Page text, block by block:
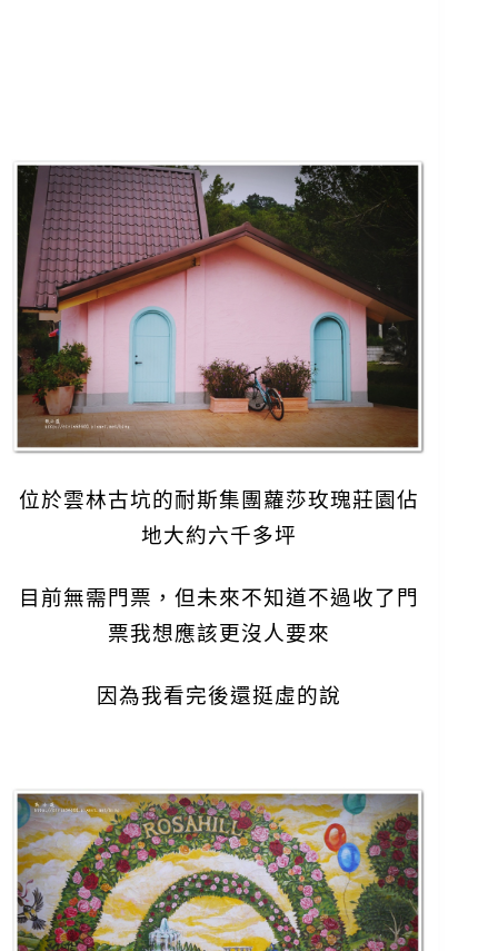
位於雲林古坑的耐斯集團蘿莎玫瑰莊園佔
地大約六千多坪
目前無需門票，但未來不知道不過收了門
票我想應該更沒人要來
因為我看完後還挺虛的說